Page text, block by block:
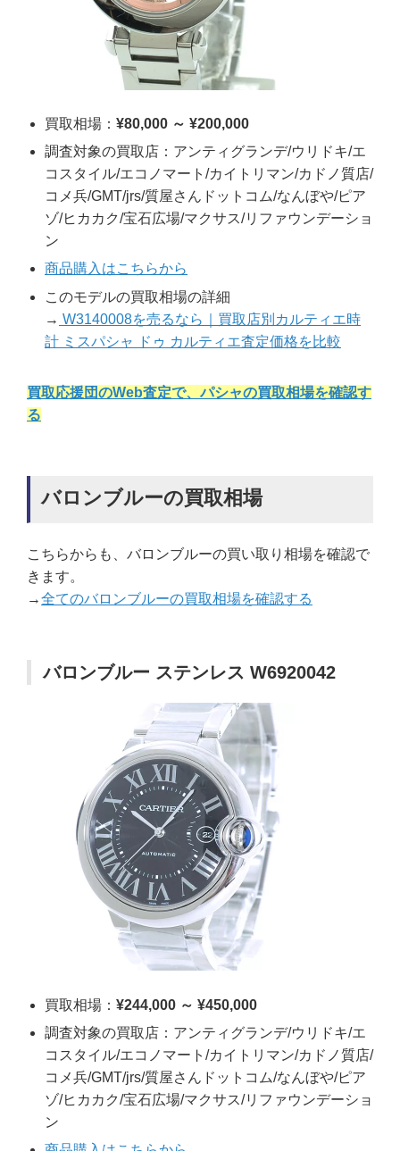
買取相場： ¥80,000 ～ ¥200,000
調査対象の買取店：アンティグランデ/ウリドキ/エ
コスタイル/エコノマート/カイトリマン/カドノ質店/
コメ兵/GMT/jrs/質屋さんドットコム/なんぼや/ピア
ゾ/ヒカカク/宝石広場/マクサス/リファウンデーショ
ン
商品購入はこちらから
このモデルの買取相場の詳細
→ W3140008を売るなら｜買取店別カルティエ時
計 ミスパシャ ドゥ カルティエ査定価格を比較
買取応援団のWeb査定で、パシャの買取相場を確認す
る
バロンブルーの買取相場
こちらからも、バロンブルーの買い取り相場を確認で
きます。
→全てのバロンブルーの買取相場を確認する
バロンブルー ステンレス W6920042
買取相場： ¥244,000 ～ ¥450,000
調査対象の買取店：アンティグランデ/ウリドキ/エ
コスタイル/エコノマート/カイトリマン/カドノ質店/
コメ兵/GMT/jrs/質屋さんドットコム/なんぼや/ピア
ゾ/ヒカカク/宝石広場/マクサス/リファウンデーショ
ン